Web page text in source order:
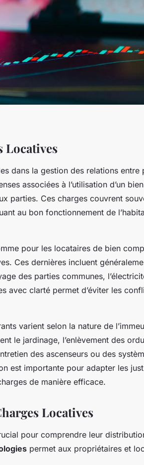
Locatives
dans la gestion des relations entre
associées à l’utilisation d’un
parties. Ces charges couvrent
au bon fonctionnement de
pour les locataires de bien
Ces dernières incluent
des parties communes,
avec clarté permet d’éviter les
varient selon la nature de
le jardinage, l’enlèvement des
des ascenseurs ou des
est importante pour adapter les
de manière efficace.
Locatives
pour comprendre leur
permet aux propriétaires et